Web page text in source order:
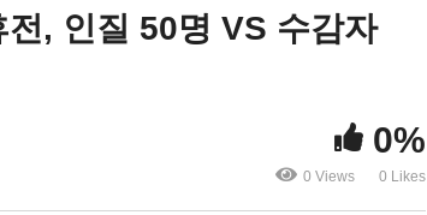
실
, 인질 50명 VS 수감자
0%
0 Views 0 Likes